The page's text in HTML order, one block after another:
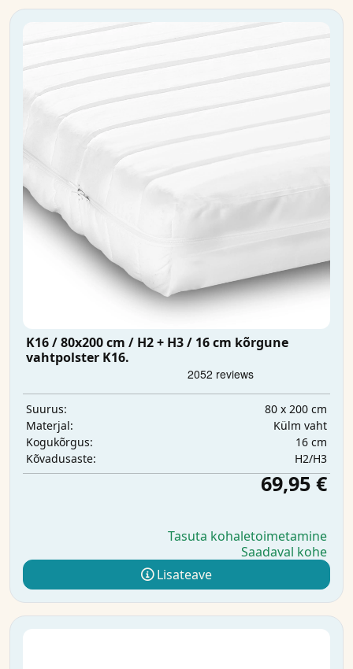
K16 / 80x200 cm / H2 + H3 / 16 cm kõrgune
vahtpolster K16.
Suurus:
80 x 200 cm
Materjal:
Külm vaht
Kogukõrgus:
16 cm
Kõvadusaste:
H2/H3
69,95 €
Tasuta kohaletoimetamine
Saadaval kohe
Lisateave